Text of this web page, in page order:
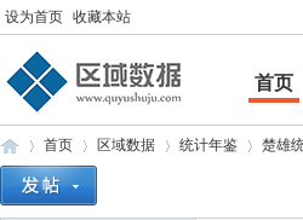
设为首页 收藏本站
首页
帮助
首页 区域数据 统计年鉴 楚雄